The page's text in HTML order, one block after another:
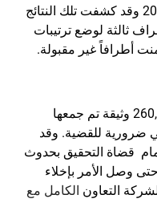
الرئيسية لهذا التحقيق في نيسان 2017 وقد كشفت تلك النتائج
ثالثة لوضع ترتيبات
أطرافاً غير مقبولة.
تم تسليم هذا التقرير و أكثر من 260,000 وثيقة تم جمعها
ضرورية للقضية. وقد
قضاة التحقيق بحدوث
وصل الأمر بإخلاء